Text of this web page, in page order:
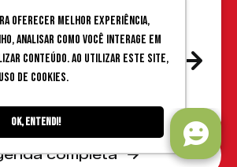
oferecer melhor experiência,
analisar como você interage em
conteúdo. Ao utilizar este site,
de cookies.
Ok, entendi!
Amélia é que
de verdade @
Carlos
completa